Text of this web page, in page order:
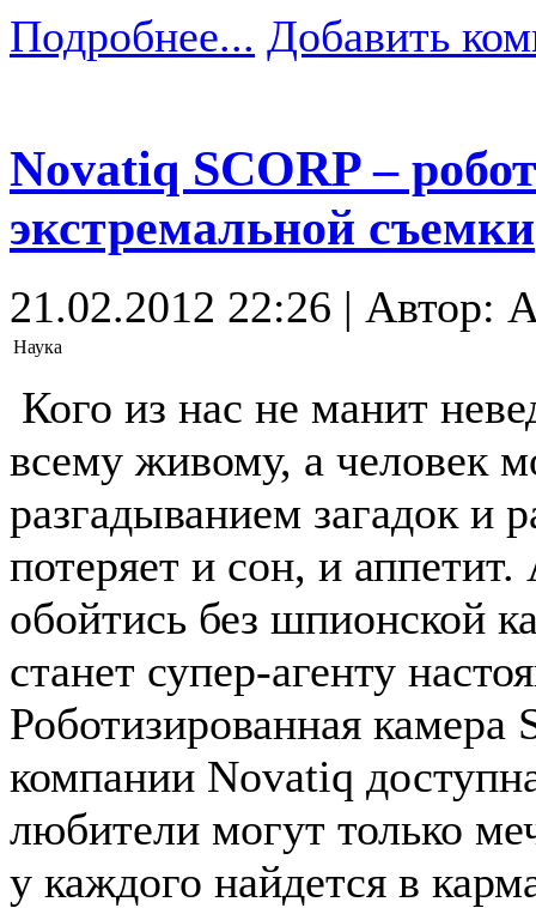
Подробнее... Добавить
Novatiq SCORP –
экстремальной съемки
21.02.2012 22:26 | Автор:
Наука
Кого из нас не манит
всему живому, а человек
разгадыванием загадок и
потеряет и сон, и
обойтись без шпионской
станет супер-агенту
Роботизированная камера
компании Novatiq
любители могут только
у каждого найдется в